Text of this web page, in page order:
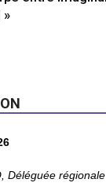
»
Déléguée régionale